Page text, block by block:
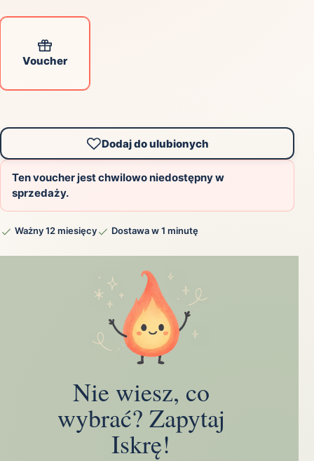
Voucher
Dodaj do ulubionych
Ten voucher jest chwilowo niedostępny w
sprzedaży.
Ważny 12 miesięcy Dostawa w 1 minutę
Nie wiesz, co
wybrać? Zapytaj
Iskrę!